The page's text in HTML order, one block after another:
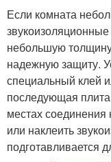
Если комната
небольшую
надежную защиту.
специальный клей
последующая
местах соединения
или наклеить
подготавливается